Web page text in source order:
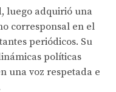
luego adquirió una
corresponsal en el
periódicos. Su
políticas
una voz respetada e